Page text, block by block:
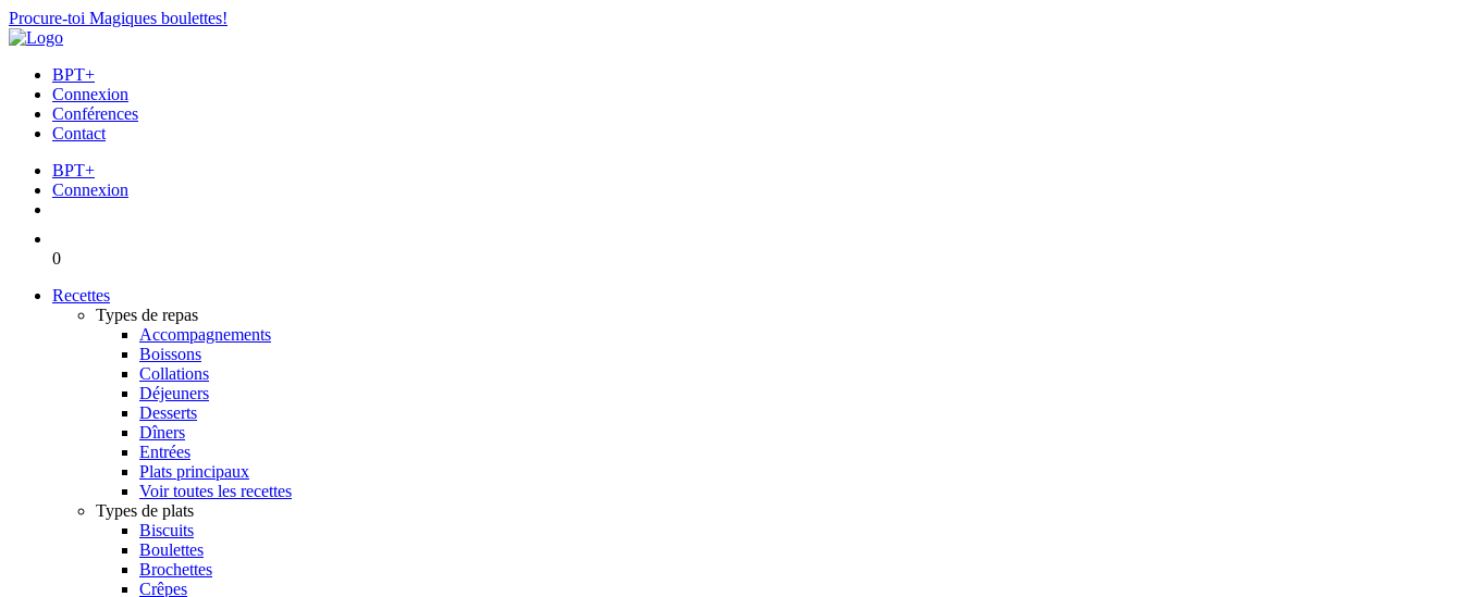
Procure-toi Magiques boulettes!
BPT+
Connexion
Conférences
Contact
BPT+
Connexion
0
Recettes
Types de repas
Accompagnements
Boissons
Collations
Déjeuners
Desserts
Dîners
Entrées
Plats principaux
Voir toutes les recettes
Types de plats
Biscuits
Boulettes
Brochettes
Crêpes